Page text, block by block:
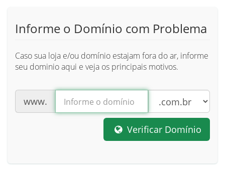
Informe o Domínio com Problema
Caso sua loja e/ou domínio estajam fora do ar, informe
seu dominio aqui e veja os principais motivos.
www.
Verificar Domínio